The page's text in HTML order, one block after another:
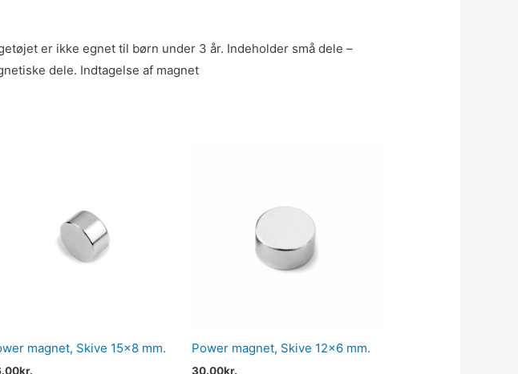
er ikke egnet til børn under 3 år. Indeholder små dele –
dele. Indtagelse af magnet
magnet, Skive 15×8 mm.
kr.
Power magnet, Skive 12×6 mm.
30.00kr.